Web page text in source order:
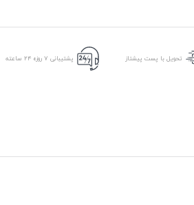
تحویل با پست پیشتاز پشتیبانی ۷ روزه ۲۴ ساعته